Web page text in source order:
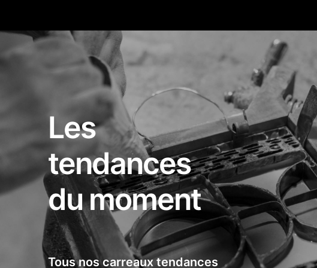
Les
tendances
du moment
Tous nos carreaux tendances